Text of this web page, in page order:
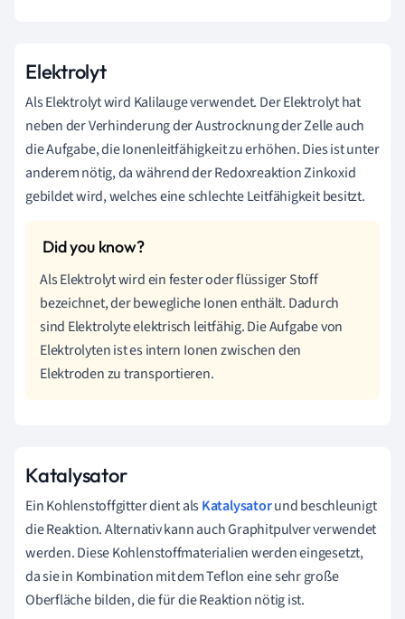
Elektrolyt
Als Elektrolyt wird Kalilauge verwendet. Der Elektrolyt hat
neben der Verhinderung der Austrocknung der Zelle auch
die Aufgabe, die Ionenleitfähigkeit zu erhöhen. Dies ist unter
anderem nötig, da während der Redoxreaktion Zinkoxid
gebildet wird, welches eine schlechte Leitfähigkeit besitzt.
Als Elektrolyt wird ein fester oder flüssiger Stoff
bezeichnet, der bewegliche Ionen enthält. Dadurch
sind Elektrolyte elektrisch leitfähig. Die Aufgabe von
Elektrolyten ist es intern Ionen zwischen den
Elektroden zu transportieren.
Katalysator
Ein Kohlenstoffgitter dient alsKatalysatorund beschleunigt
die Reaktion. Alternativ kann auch Graphitpulver verwendet
werden. Diese Kohlenstoffmaterialien werden eingesetzt,
da sie in Kombination mit dem Teflon eine sehr große
Oberfläche bilden, die für die Reaktion nötig ist.